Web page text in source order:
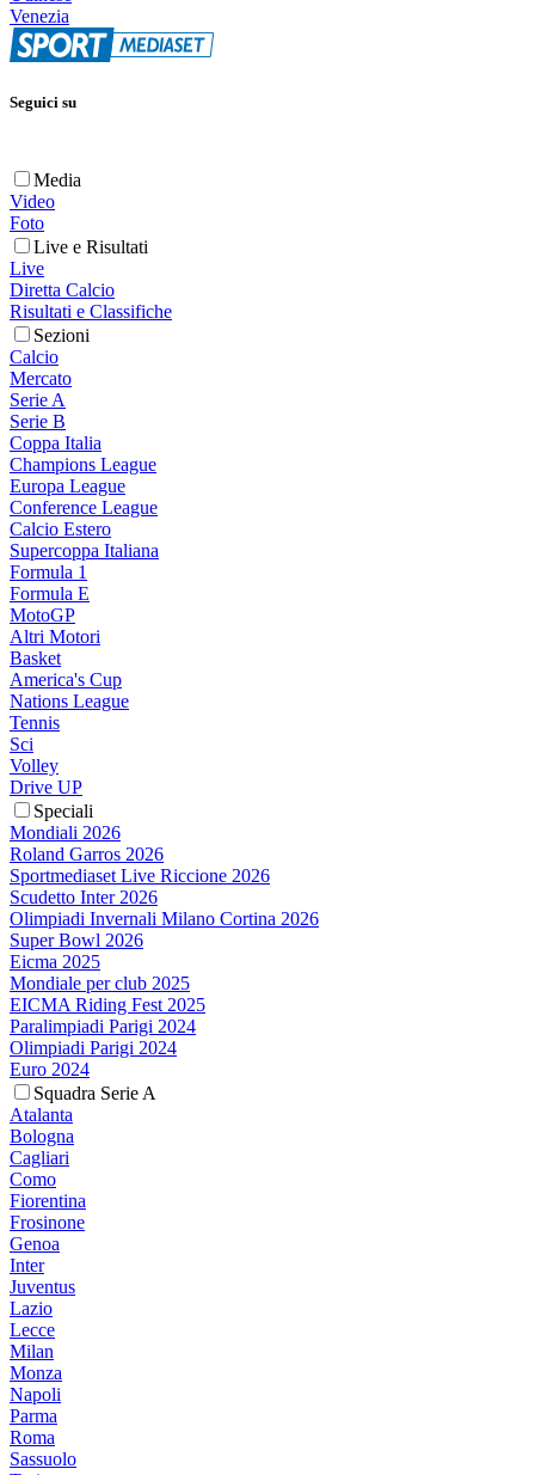
Venezia
Seguici su
Media
Video
Foto
Live e Risultati
Live
Diretta Calcio
Risultati e Classifiche
Sezioni
Calcio
Mercato
Serie A
Serie B
Coppa Italia
Champions League
Europa League
Conference League
Calcio Estero
Supercoppa Italiana
Formula 1
Formula E
MotoGP
Altri Motori
Basket
America's Cup
Nations League
Tennis
Sci
Volley
Drive UP
Speciali
Mondiali 2026
Roland Garros 2026
Sportmediaset Live Riccione 2026
Scudetto Inter 2026
Olimpiadi Invernali Milano Cortina 2026
Super Bowl 2026
Eicma 2025
Mondiale per club 2025
EICMA Riding Fest 2025
Paralimpiadi Parigi 2024
Olimpiadi Parigi 2024
Euro 2024
Squadra Serie A
Atalanta
Bologna
Cagliari
Como
Fiorentina
Frosinone
Genoa
Inter
Juventus
Lazio
Lecce
Milan
Monza
Napoli
Parma
Roma
Sassuolo